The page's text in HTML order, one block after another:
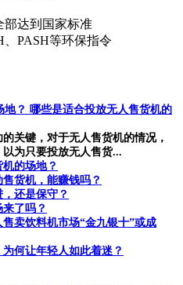
部达到国家标准
PASH等环保指令
哪些是适合投放无人售货机的
关键，对于无人售货机的情况，
为只要投放无人售货...
的场地？
货机，能赚钱吗？
还是保守？
了吗？
卖饮料机市场“金九银十”或成
何让年轻人如此着迷？